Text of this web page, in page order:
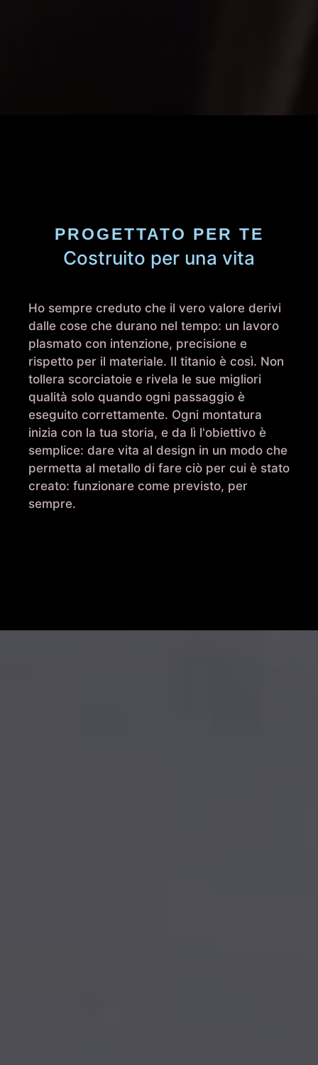
PROGETTATO PER TE
Costruito per una vita
Ho sempre creduto che il vero valore derivi
dalle cose che durano nel tempo: un lavoro
plasmato con intenzione, precisione e
rispetto per il materiale. Il titanio è così. Non
tollera scorciatoie e rivela le sue migliori
qualità solo quando ogni passaggio è
eseguito correttamente. Ogni montatura
inizia con la tua storia, e da lì l'obiettivo è
semplice: dare vita al design in un modo che
permetta al metallo di fare ciò per cui è stato
creato: funzionare come previsto, per
sempre.